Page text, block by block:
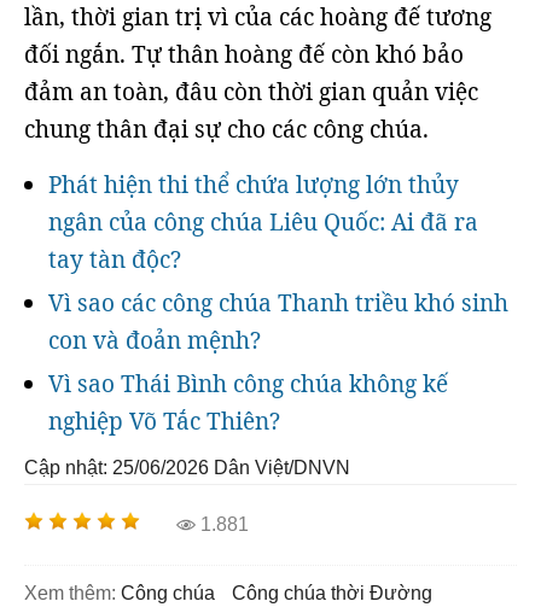
lần, thời gian trị vì của các hoàng đế tương
đối ngắn. Tự thân hoàng đế còn khó bảo
đảm an toàn, đâu còn thời gian quản việc
chung thân đại sự cho các công chúa.
Phát hiện thi thể chứa lượng lớn thủy
ngân của công chúa Liêu Quốc: Ai đã ra
tay tàn độc?
Vì sao các công chúa Thanh triều khó sinh
con và đoản mệnh?
Vì sao Thái Bình công chúa không kế
nghiệp Võ Tắc Thiên?
Cập nhật: 25/06/2026 Dân Việt/DNVN
1.881
Xem thêm: công chúa
công chúa thời Đường